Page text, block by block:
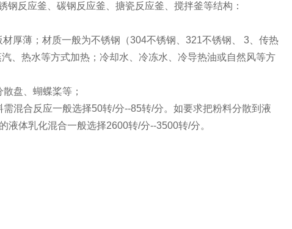
反应釜、碳钢反应釜、搪瓷反应釜、搅拌釜等结构：
厚薄；材质一般为不锈钢（304不锈钢、321不锈钢、 3、传热
、热水等方式加热；冷却水、冷冻水、冷导热油或自然风等方
盘、蝴蝶桨等；
混合反应一般选择50转/分--85转/分。如要求把粉料分散到液
体乳化混合一般选择2600转/分--3500转/分。